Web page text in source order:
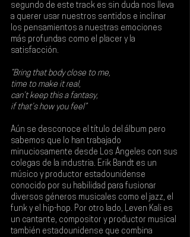
segundo de este track es sin duda nos lleva
a querer usar nuestros sentidos e inclinar
los pensamientos a nuestras emociones
más profundas como el placer y la
satisfacción.
“Bring that body close to me,
time to make it real,
can’t keep this a fantasy,
if that’s how you feel”
Aún se desconoce el título del álbum pero
sabemos que lo han trabajado
minuciosamente desde Los Ángeles con sus
colegas de la industria. Erik Bandt es un
músico y productor estadounidense
conocido por su habilidad para fusionar
diversos géneros musicales como el jazz, el
funk y el hip-hop. Por otro lado, Leven Kali es
un cantante, compositor y productor musical
también estadounidense que combina